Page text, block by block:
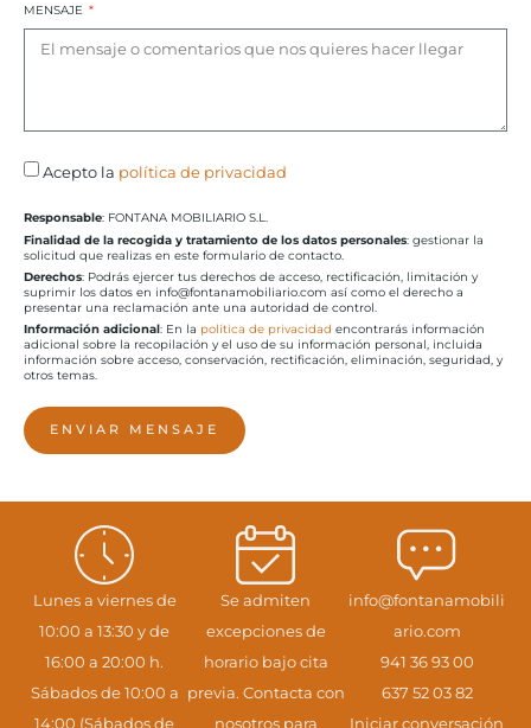
MENSAJE
Acepto la política de privacidad
Responsable: FONTANA MOBILIARIO S.L.
Finalidad de la recogida y tratamiento de los datos personales: gestionar la
solicitud que realizas en este formulario de contacto.
Derechos: Podrás ejercer tus derechos de acceso, rectificación, limitación y
suprimir los datos en info@fontanamobiliario.com así como el derecho a
presentar una reclamación ante una autoridad de control.
Información adicional: En la política de privacidad encontrarás información
adicional sobre la recopilación y el uso de su información personal, incluida
información sobre acceso, conservación, rectificación, eliminación, seguridad, y
otros temas.
ENVIAR MENSAJE
Lunes a viernes de
10:00 a 13:30 y de
16:00 a 20:00 h.
Sábados de 10:00 a
14:00 (Sábados de
Se admiten
excepciones de
horario bajo cita
previa. Contacta con
nosotros para
info@fontanamobili
ario.com
941 36 93 00
637 52 03 82
Iniciar conversación